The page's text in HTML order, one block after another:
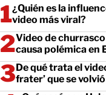
¿Quién es la
video más viral?
Video de
causa polémica en
De qué trata el
frater’ que se